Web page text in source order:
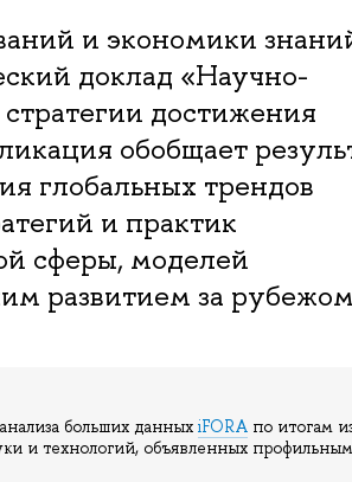
и экономики
доклад «Научно-
достижения
обобщает
глобальных трендов
и практик
сферы, моделей
развитием за
больших данных iFORAпо итогам
и технологий, объявленных